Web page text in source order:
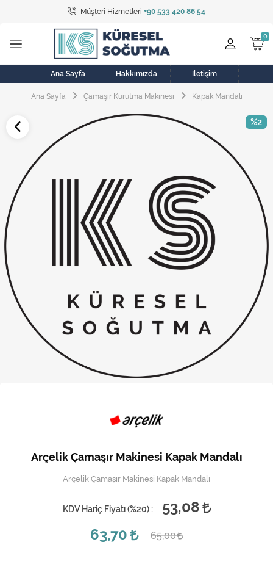
Müşteri Hizmetleri +90 533 420 86 54
Tüm Kategoriler
Bulaşık Makinesi
Buzdolabı
Çamaşır Kurutma Makinesi
Elektrikli Aksamlar
Elektrikli Süpürge
Fan
Fırın, Ocak ve Aspiratör
Klima
Kombi
Musluk
Ana Sayfa Hakkımızda İletişim
Ana Sayfa Çamaşır Kurutma Makinesi Kapak Mandalı
%2
Arçelik Çamaşır Makinesi Kapak Mandalı
Arçelik Çamaşır Makinesi Kapak Mandalı
KDV Hariç Fiyatı (%20) :
53,08
63,70
65,00